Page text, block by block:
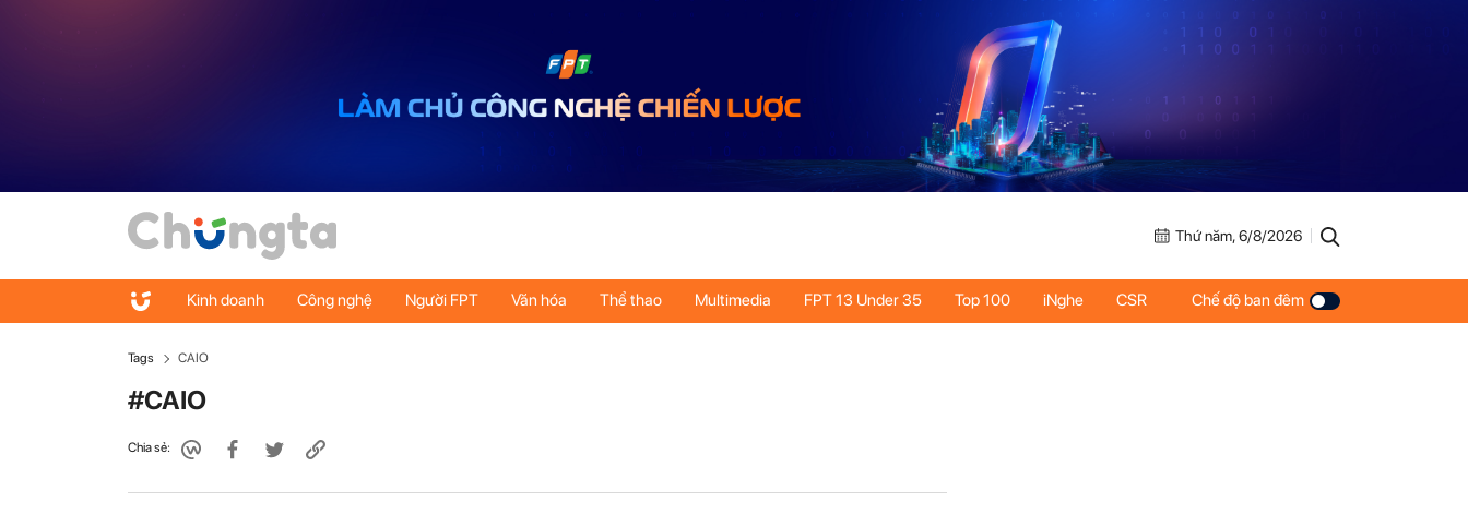
Thứ năm, 6/8/2026
Kinh doanh Công nghệ Người FPT Văn hóa Thể thao Multimedia FPT 13 Under 35 Top 100 iNghe CSR Chế độ ban đêm
Tags CAIO
#CAIO
Chia sẻ: